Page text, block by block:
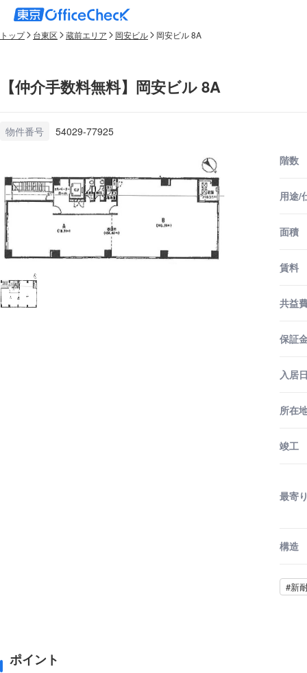
トップ 台東区 蔵前エリア 岡安ビル 岡安ビル 8A
【仲介手数料無料】岡安ビル 8A
物件番号 54029-77925
階数
用途/
面積
賃料
共益
保証
入居
所在
竣工
最寄
構造
#新
ポイント